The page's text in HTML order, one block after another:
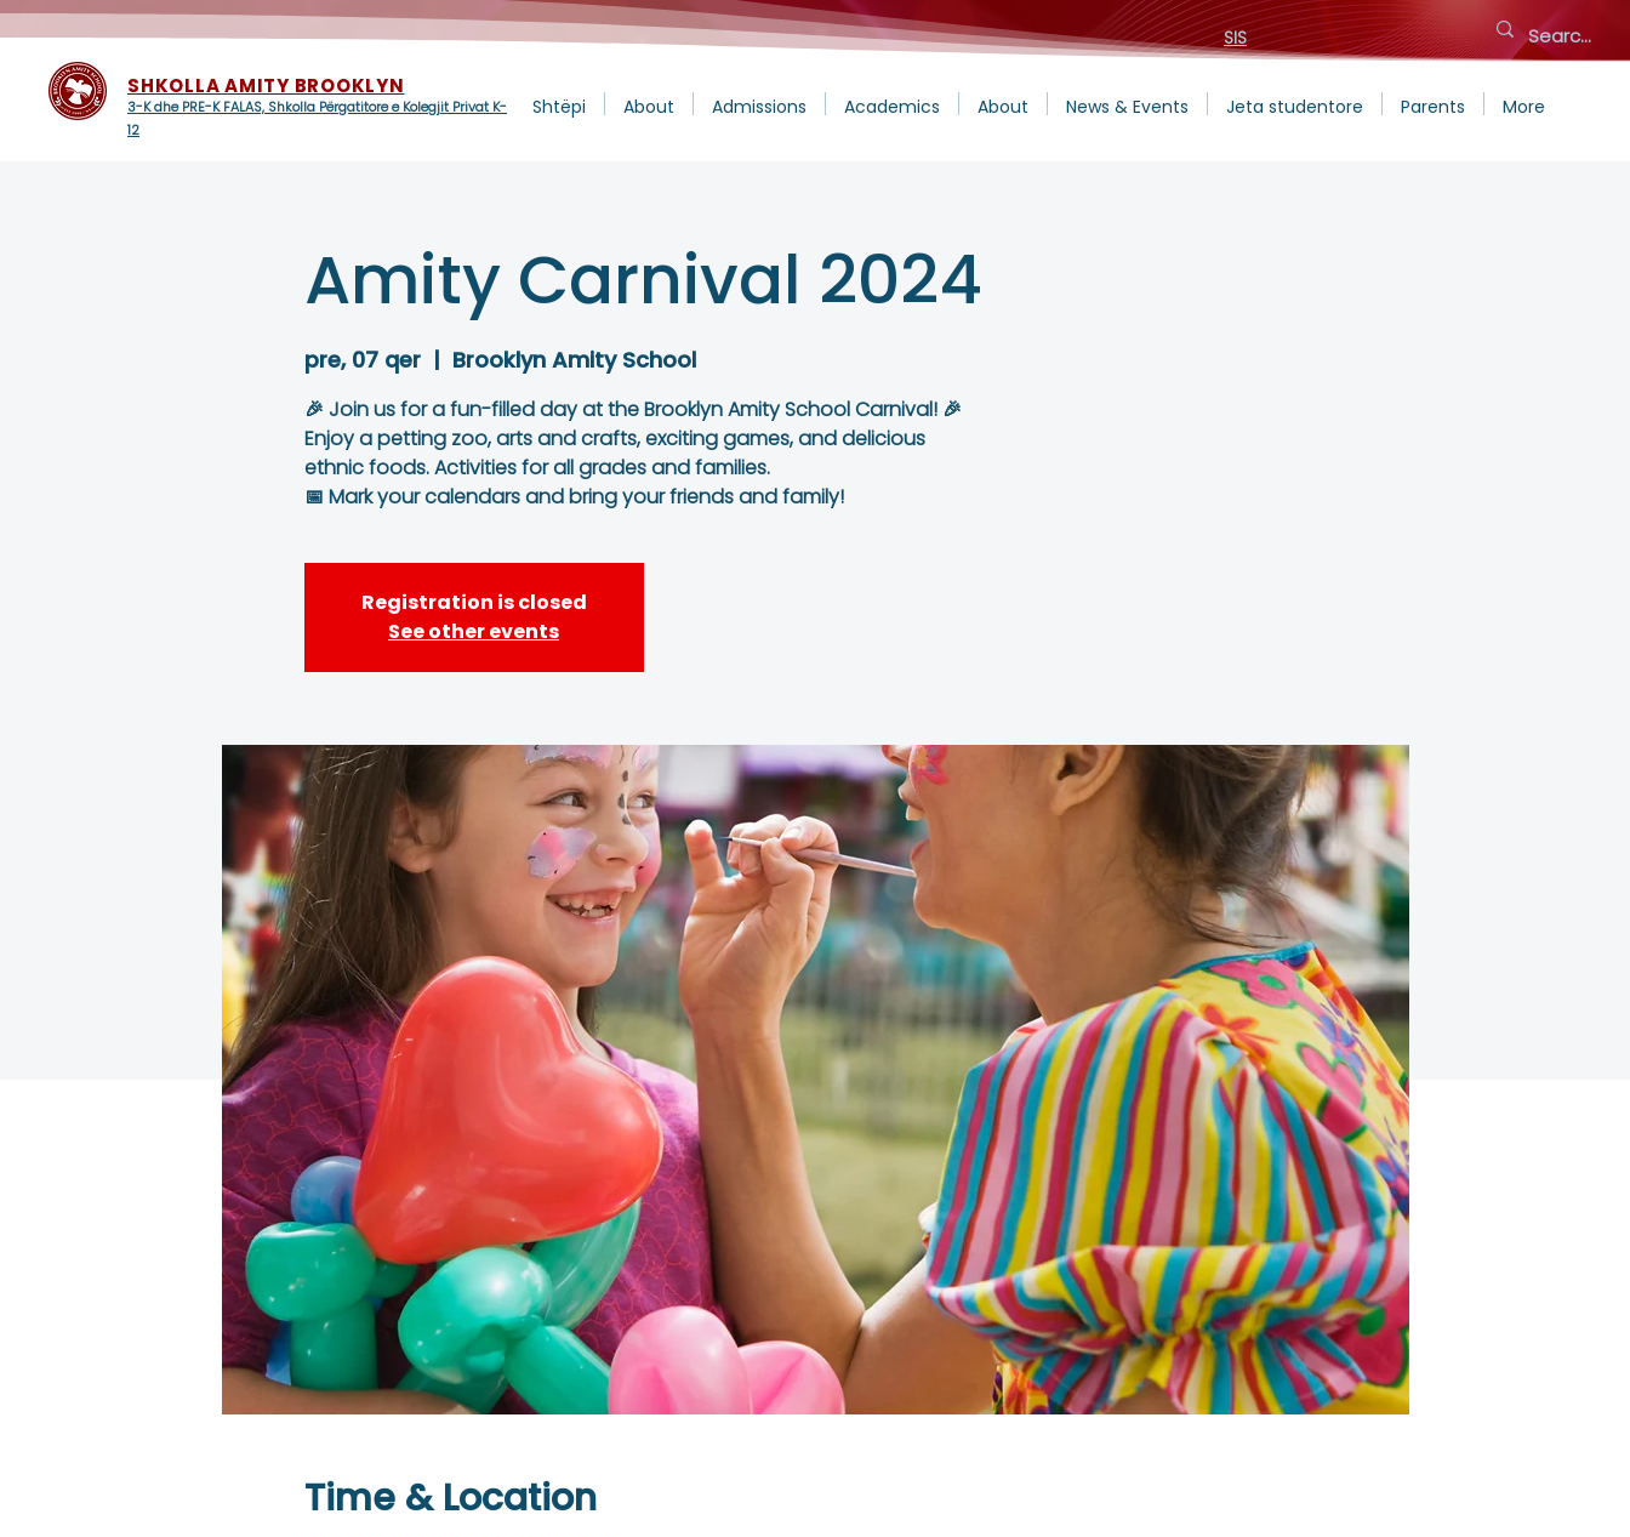
SIS
SHKOLLA AMITY BROOKLYN
3-K dhe PRE-K FALAS, Shkolla Përgatitore e Kolegjit Privat K-
12
Shtëpi About Admissions Academics About News & Events Jeta studentore Parents More
Amity Carnival 2024
pre, 07 qer
  |
Brooklyn Amity School
🎉 Join us for a fun-filled day at the Brooklyn Amity School Carnival! 🎉
Enjoy a petting zoo, arts and crafts, exciting games, and delicious
ethnic foods. Activities for all grades and families.
📅 Mark your calendars and bring your friends and family!
Registration is closed
See other events
Time & Location